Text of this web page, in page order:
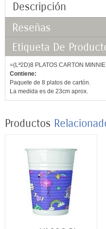
Descripción
Reseñas
Etiqueta De
=(Lª2D)8 PLATOS CARTON
Contiene:
Paquete de 8 platos de cartón.
La medida es de 23cm aprox.
Productos